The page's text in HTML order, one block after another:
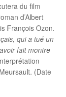
du film
d’Albert
François Ozon.
qui a tué un
fait montre
(Date